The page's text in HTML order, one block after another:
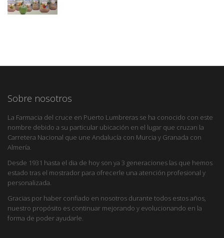
Sobre nosotros
La Farmacia del cruce en Puerto Lumbreras se ha conocido con este
nombre debido a su particular ubicación en el lugar que cruzan la
Carretera Nacional que une Andalucía con Murcia y Granada con
Almería.
Desde 1931 hasta el dia de hoy son ya 3 generaciones las que hemos
estado tras el mostrador para ofrecerle una atención profesional y
personalizada.
Gracias por haber confiado en nosotros durante todos estos años,
nuestro propósito es continuar mejorando y evolucionando en la
forma de poder ayudarle.